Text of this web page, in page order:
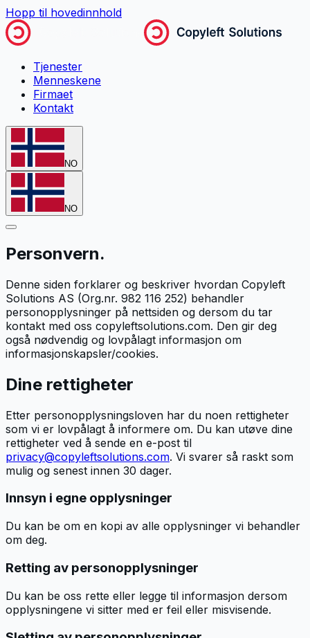
Hopp til hovedinnhold
Tjenester
Menneskene
Firmaet
Kontakt
NO
NO
Personvern.
Denne siden forklarer og beskriver hvordan Copyleft
Solutions AS (Org.nr. 982 116 252) behandler
personopplysninger på nettsiden og dersom du tar
kontakt med oss copyleftsolutions.com. Den gir deg
også nødvendig og lovpålagt informasjon om
informasjonskapsler/cookies.
Dine rettigheter
Etter personopplysningsloven har du noen rettigheter
som vi er lovpålagt å informere om. Du kan utøve dine
rettigheter ved å sende en e-post til
privacy@copyleftsolutions.com. Vi svarer så raskt som
mulig og senest innen 30 dager.
Innsyn i egne opplysninger
Du kan be om en kopi av alle opplysninger vi behandler
om deg.
Retting av personopplysninger
Du kan be oss rette eller legge til informasjon dersom
opplysningene vi sitter med er feil eller misvisende.